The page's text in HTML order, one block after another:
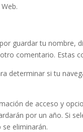
guardar tu nombre,
comentario. Estas
determinar si tu
de acceso y
por un año. Si
eliminarán.